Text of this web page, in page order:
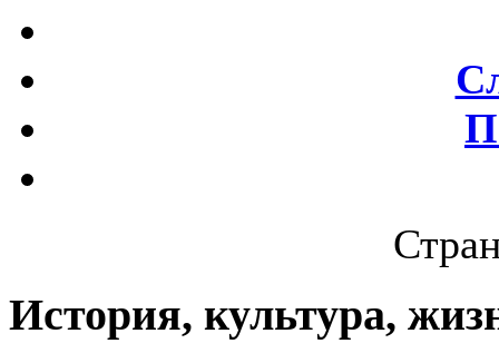
История, культура,